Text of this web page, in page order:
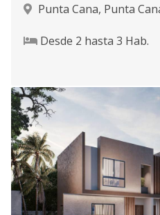
Punta Cana, Punta
Desde 2 hasta 3 Hab.